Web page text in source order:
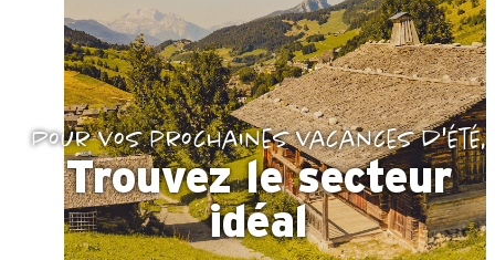
Pour vos prochaines vacances d'été,
Trouvez le secteur
idéal